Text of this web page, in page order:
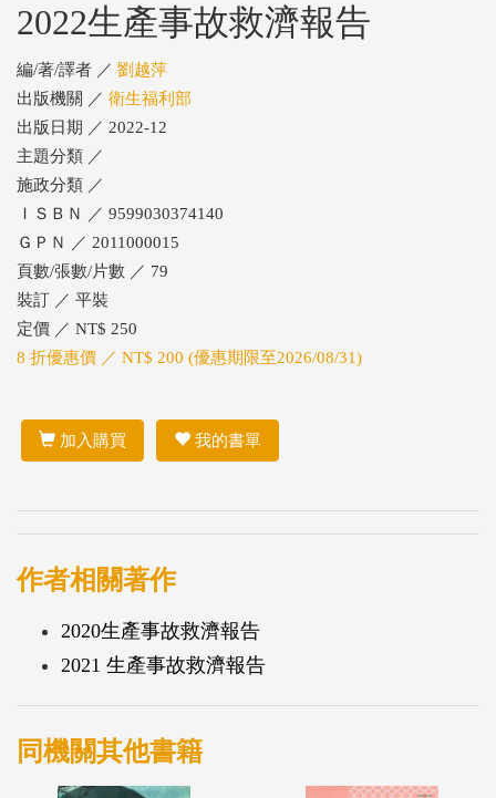
2022生產事故救濟報告
編/著/譯者 ／ 劉越萍
出版機關 ／ 衛生福利部
出版日期 ／ 2022-12
主題分類 ／
施政分類 ／
ＩＳＢＮ ／ 9599030374140
ＧＰＮ ／ 2011000015
頁數/張數/片數 ／ 79
裝訂 ／ 平裝
定價 ／ NT$ 250
8 折優惠價 ／ NT$ 200 (優惠期限至2026/08/31)
加入購買 我的書單
作者相關著作
2020生產事故救濟報告
2021 生產事故救濟報告
同機關其他書籍